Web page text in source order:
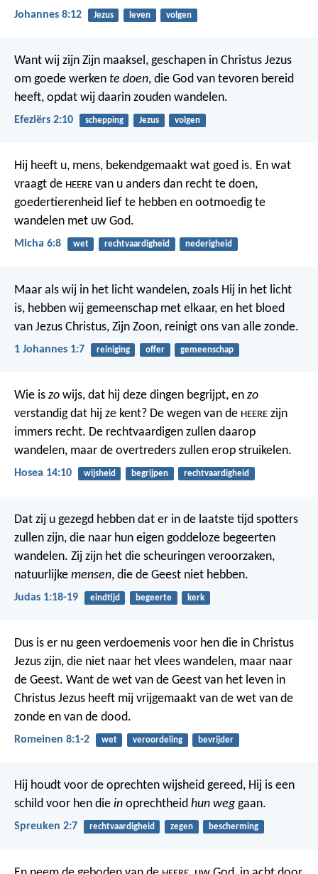
Johannes 8:12 Jezus leven volgen
Want wij zijn Zijn maaksel, geschapen in Christus Jezus
om goede werken te doen, die God van tevoren bereid
heeft, opdat wij daarin zouden wandelen.
Efeziërs 2:10 schepping Jezus volgen
Hij heeft u, mens, bekendgemaakt wat goed is. En wat
vraagt de HEERE van u anders dan recht te doen,
goedertierenheid lief te hebben en ootmoedig te
wandelen met uw God.
Micha 6:8 wet rechtvaardigheid nederigheid
Maar als wij in het licht wandelen, zoals Hij in het licht
is, hebben wij gemeenschap met elkaar, en het bloed
van Jezus Christus, Zijn Zoon, reinigt ons van alle zonde.
1 Johannes 1:7 reiniging offer gemeenschap
Wie is zo wijs, dat hij deze dingen begrijpt, en zo
verstandig dat hij ze kent? De wegen van de HEERE zijn
immers recht. De rechtvaardigen zullen daarop
wandelen, maar de overtreders zullen erop struikelen.
Hosea 14:10 wijsheid begrijpen rechtvaardigheid
Dat zij u gezegd hebben dat er in de laatste tijd spotters
zullen zijn, die naar hun eigen goddeloze begeerten
wandelen. Zij zijn het die scheuringen veroorzaken,
natuurlijke mensen, die de Geest niet hebben.
Judas 1:18-19 eindtijd begeerte kerk
Dus is er nu geen verdoemenis voor hen die in Christus
Jezus zijn, die niet naar het vlees wandelen, maar naar
de Geest. Want de wet van de Geest van het leven in
Christus Jezus heeft mij vrijgemaakt van de wet van de
zonde en van de dood.
Romeinen 8:1-2 wet veroordeling bevrijder
Hij houdt voor de oprechten wijsheid gereed, Hij is een
schild voor hen die in oprechtheid hun weg gaan.
Spreuken 2:7 rechtvaardigheid zegen bescherming